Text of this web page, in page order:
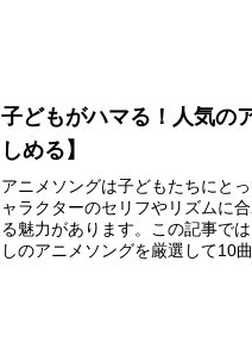
子どもがハマる！人気の
しめる】
アニメソングは子どもたちにと
ャラクターのセリフやリズムに
る魅力があります。この記事で
しのアニメソングを厳選して10